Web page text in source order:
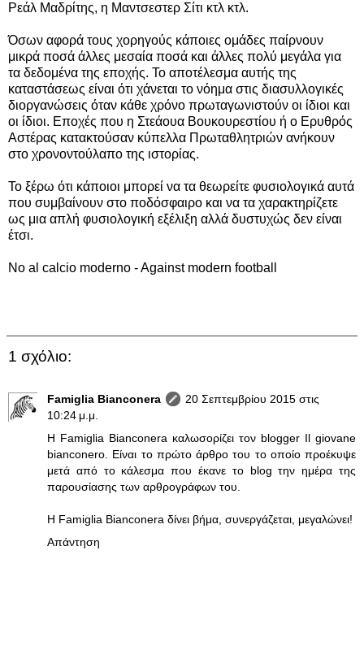
Ρεάλ Μαδρίτης, η Μαντσεστερ Σίτι κτλ κτλ.
Όσων αφορά τους χορηγούς κάποιες ομάδες παίρνουν
μικρά ποσά άλλες μεσαία ποσά και άλλες πολύ μεγάλα για
τα δεδομένα της εποχής. Το αποτέλεσμα αυτής της
καταστάσεως είναι ότι χάνεται το νόημα στις διασυλλογικές
διοργανώσεις όταν κάθε χρόνο πρωταγωνιστούν οι ίδιοι και
οι ίδιοι. Εποχές που η Στεάουα Βουκουρεστίου ή ο Ερυθρός
Αστέρας κατακτούσαν κύπελλα Πρωταθλητριών ανήκουν
στο χρονοντούλαπο της ιστορίας.
Το ξέρω ότι κάποιοι μπορεί να τα θεωρείτε φυσιολογικά αυτά
που συμβαίνουν στο ποδόσφαιρο και να τα χαρακτηρίζετε
ως μια απλή φυσιολογική εξέλιξη αλλά δυστυχώς δεν είναι
έτσι.
Νo al calcio moderno - Against modern football
1 σχόλιο:
Famiglia Bianconera
20 Σεπτεμβρίου 2015 στις
10:24 μ.μ.
H Famiglia Bianconera καλωσορίζει τον blogger Il giovane
bianconero. Είναι το πρώτο άρθρο του το οποίο προέκυψε
μετά από το κάλεσμα που έκανε το blog την ημέρα της
παρουσίασης των αρθρογράφων του.
H Famiglia Bianconera δίνει βήμα, συνεργάζεται, μεγαλώνει!
Απάντηση